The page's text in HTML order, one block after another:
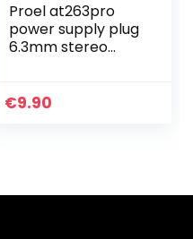
Proel at263pro
power supply plug
6.3mm stereo
€9.90